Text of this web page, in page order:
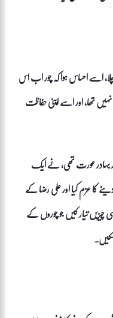
چلا، اسے احساس ہوا کہ چور اب اس
تھا، اور اسے اپنی حفاظت
بہادر عورت تھی، نے ایک
کا عزم کیا اور علی رضا کے
چیزیں تیار کیں جو چوروں کے